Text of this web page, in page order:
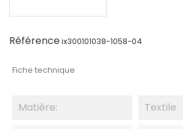
Référenceix300101038-1058-04
Fiche technique
Matière: Textile